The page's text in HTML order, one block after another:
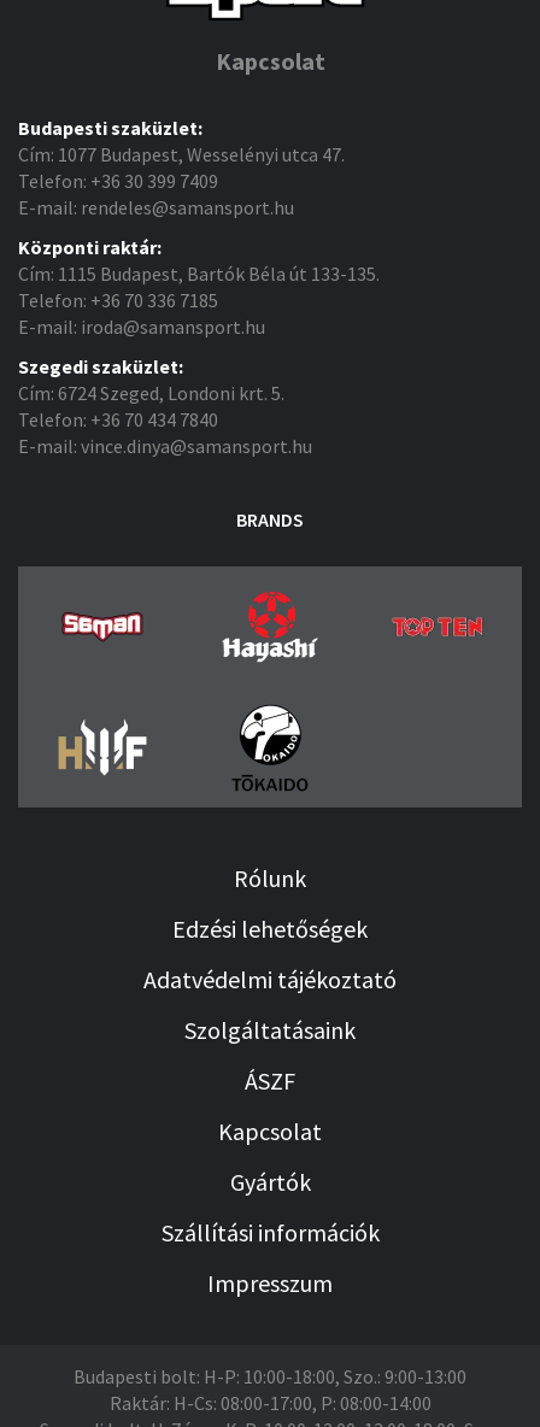
Kapcsolat
Budapesti szaküzlet:
Cím: 1077 Budapest, Wesselényi utca 47.
Telefon: +36 30 399 7409
E-mail: rendeles@samansport.hu
Központi raktár:
Cím: 1115 Budapest, Bartók Béla út 133-135.
Telefon: +36 70 336 7185
E-mail: iroda@samansport.hu
Szegedi szaküzlet:
Cím: 6724 Szeged, Londoni krt. 5.
Telefon: +36 70 434 7840
E-mail: vince.dinya@samansport.hu
BRANDS
Rólunk
Edzési lehetőségek
Adatvédelmi tájékoztató
Szolgáltatásaink
ÁSZF
Kapcsolat
Gyártók
Szállítási információk
Impresszum
Budapesti bolt: H-P: 10:00-18:00, Szo.: 9:00-13:00
Raktár: H-Cs: 08:00-17:00, P: 08:00-14:00